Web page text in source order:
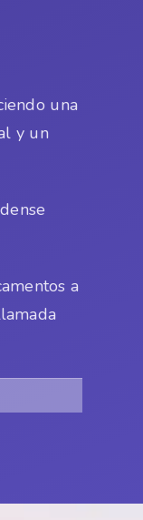
una
y un
a